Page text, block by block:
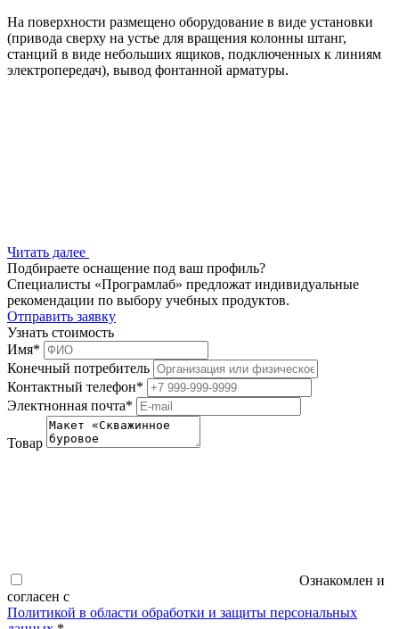
На поверхности размещено оборудование в виде установки
(привода сверху на устье для вращения колонны штанг,
станций в виде небольших ящиков, подключенных к линиям
электропередач), вывод фонтанной арматуры.
Читать далее
Подбираете оснащение под ваш профиль?
Специалисты «Програмлаб» предложат индивидуальные
рекомендации по выбору учебных продуктов.
Отправить заявку
Узнать стоимость
Имя*
Конечный потребитель
Контактный телефон*
Электнонная почта*
Товар
Ознакомлен и
согласен с
Политикой в области обработки и защиты персональных